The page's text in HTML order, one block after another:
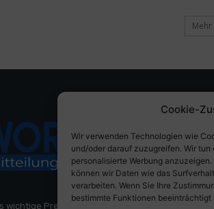
Cookie-
Wir verwenden Technologien wie
und/oder darauf zuzugreifen. Wir
personalisierte Werbung
können wir Daten wie das
verarbeiten. Wenn Sie Ihre
bestimmte Funktionen beeinträchtigt
PresseMitteilungen auf PresseWorld